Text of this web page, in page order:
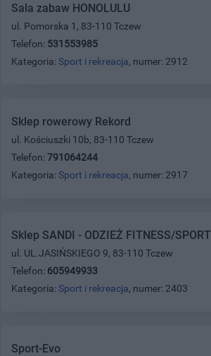
Sala zabaw HONOLULU
ul. Pomorska 1, 83-110 Tczew
Telefon: 531553985
Kategoria: Sport i rekreacja, numer: 2912
Sklep rowerowy Rekord
ul. Kościuszki 10b, 83-110 Tczew
Telefon: 791064244
Kategoria: Sport i rekreacja, numer: 2917
Sklep SANDI - ODZIEŻ FITNESS/SPORT
ul. UL.JASIŃSKIEGO 9, 83-110 Tczew
Telefon: 605949933
Kategoria: Sport i rekreacja, numer: 2403
Sport-Evo